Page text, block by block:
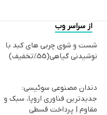
از سراسر وب
شست و شوی چربی های کبد با
نوشیدنی گیاهی(55%تخفیف)
دندان مصنوعی سوئیسی:
جدیدترین فناوری اروپا، سبک و
مقاوم | پرداخت قسطی